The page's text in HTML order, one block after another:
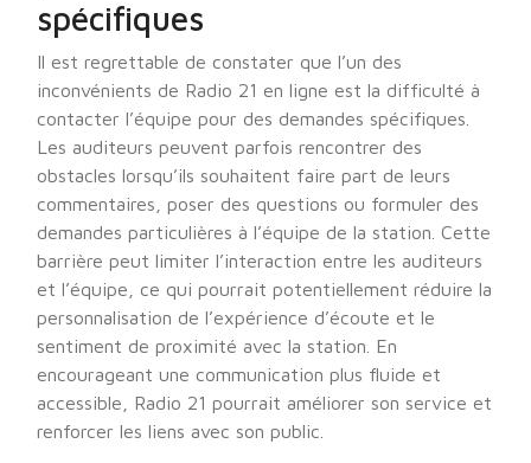
spécifiques
Il est regrettable de constater que l’un des
inconvénients de Radio 21 en ligne est la difficulté à
contacter l’équipe pour des demandes spécifiques.
Les auditeurs peuvent parfois rencontrer des
obstacles lorsqu’ils souhaitent faire part de leurs
commentaires, poser des questions ou formuler des
demandes particulières à l’équipe de la station. Cette
barrière peut limiter l’interaction entre les auditeurs
et l’équipe, ce qui pourrait potentiellement réduire la
personnalisation de l’expérience d’écoute et le
sentiment de proximité avec la station. En
encourageant une communication plus fluide et
accessible, Radio 21 pourrait améliorer son service et
renforcer les liens avec son public.